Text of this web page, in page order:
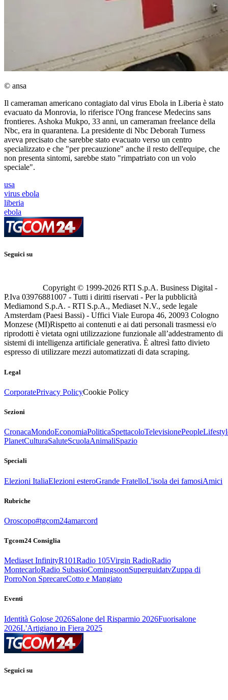
© ansa
Il cameraman americano contagiato dal virus Ebola in Liberia è stato
evacuato da Monrovia, lo riferisce l'Ong francese Medecins sans
frontieres. Ashoka Mukpo, 33 anni, un cameraman freelance della
Nbc, era in quarantena. La presidente di Nbc Deborah Turness
aveva precisato che sarebbe stato evacuato verso un centro
specializzato e che "per precauzione" anche il resto dell'equipe, che
non presenta sintomi, sarebbe stato "rimpatriato con un volo
speciale".
usa
virus ebola
liberia
ebola
Seguici su
Copyright © 1999-2026 RTI S.p.A. Business Digital -
P.Iva 03976881007 - Tutti i diritti riservati - Per la pubblicità
Mediamond S.p.A. - RTI S.p.A., Mediaset N.V., sede legale
Amsterdam (Paesi Bassi) - Uffici Viale Europa 46, 20093 Cologno
Monzese (MI)Rispetto ai contenuti e ai dati personali trasmessi e/o
riprodotti è vietata ogni utilizzazione funzionale all’addestramento di
sistemi di intelligenza artificiale generativa. È altresì fatto divieto
espresso di utilizzare mezzi automatizzati di data scraping.
Legal
CorporatePrivacy PolicyCookie Policy
Sezioni
CronacaMondoEconomiaPoliticaSpettacoloTelevisionePeople
PlanetCulturaSaluteScuolaAnimaliSpazio
Speciali
Elezioni ItaliaElezioni esteroGrande FratelloL'isola dei famosiAmici
Rubriche
Oroscopo#tgcom24amarcord
Tgcom24 Consiglia
Mediaset InfinityR101Radio 105Virgin RadioRadio
MontecarloRadio SubasioComingsoonSuperguidatvZuppa di
PorroNon SprecareCotto e Mangiato
Eventi
Identità Golose 2026Salone del Risparmio 2026Fuorisalone
2026L'Artigiano in Fiera 2025
Seguici su